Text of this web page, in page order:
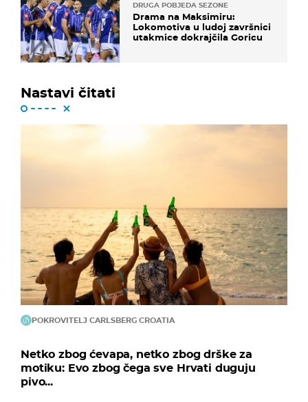
DRUGA POBJEDA SEZONE
Drama na Maksimiru:
Lokomotiva u ludoj završnici
utakmice dokrajčila Goricu
Nastavi čitati
POKROVITELJ CARLSBERG CROATIA
Netko zbog ćevapa, netko zbog drške za
motiku: Evo zbog čega sve Hrvati duguju
pivo...